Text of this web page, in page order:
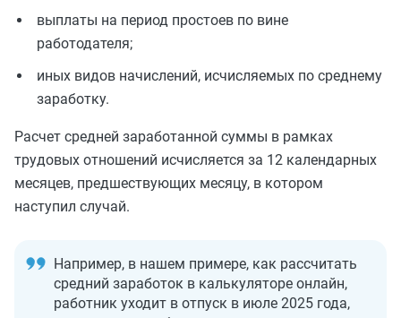
выплаты на период простоев по вине
работодателя;
иных видов начислений, исчисляемых по среднему
заработку.
Расчет средней заработанной суммы в рамках
трудовых отношений исчисляется за 12 календарных
месяцев, предшествующих месяцу, в котором
наступил случай.
Например, в нашем примере, как рассчитать
средний заработок в калькуляторе онлайн,
работник уходит в отпуск в июле 2025 года,